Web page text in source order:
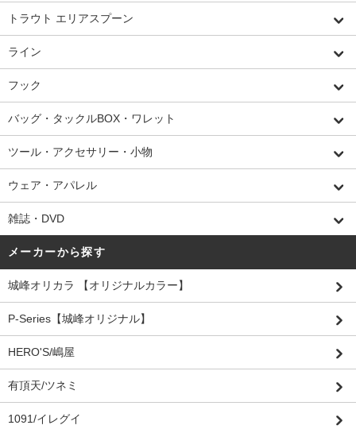
トラウト エリアスプーン
ライン
フック
バッグ・タックルBOX・ワレット
ツール・アクセサリー・小物
ウェア・アパレル
雑誌・DVD
メーカーから探す
城峰オリカラ 【オリジナルカラー】
P-Series【城峰オリジナル】
HERO'S/嶋屋
有頂天/ツネミ
1091/イレグイ